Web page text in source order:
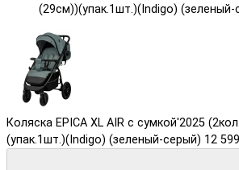
(29см))(упак.1шт.)(Indigo) (зеленый-
Коляска EPICA XL AIR с сумкой'2025
(упак.1шт.)(Indigo) (зеленый-серый) 12